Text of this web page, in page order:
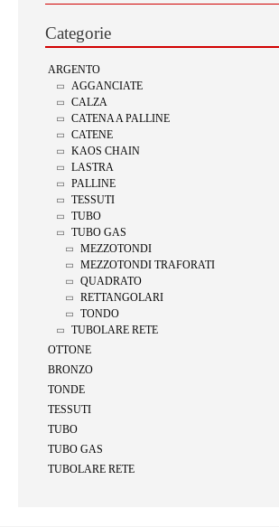
Categorie
ARGENTO
AGGANCIATE
CALZA
CATENA A PALLINE
CATENE
KAOS CHAIN
LASTRA
PALLINE
TESSUTI
TUBO
TUBO GAS
MEZZOTONDI
MEZZOTONDI TRAFORATI
QUADRATO
RETTANGOLARI
TONDO
TUBOLARE RETE
OTTONE
BRONZO
TONDE
TESSUTI
TUBO
TUBO GAS
TUBOLARE RETE